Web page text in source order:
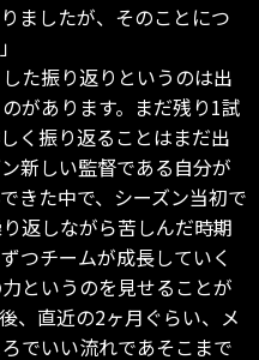
ましたが、そのことにつ
た振り返りというのは出
があります。まだ残り1試
く振り返ることはまだ出
新しい監督である自分が
きた中で、シーズン当初で
返しながら苦しんだ時期
つチームが成長していく
というのを見せることが
、直近の2ヶ月ぐらい、メ
でいい流れであそこまで